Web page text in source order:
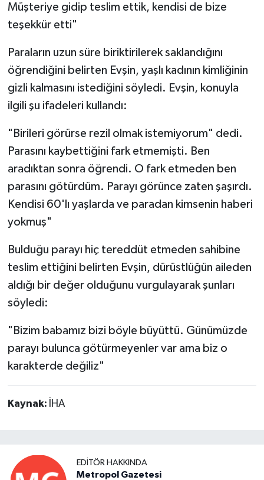
Müşteriye gidip teslim ettik, kendisi de bize
teşekkür etti"
Paraların uzun süre biriktirilerek saklandığını
öğrendiğini belirten Evşin, yaşlı kadının kimliğinin
gizli kalmasını istediğini söyledi. Evşin, konuyla
ilgili şu ifadeleri kullandı:
"Birileri görürse rezil olmak istemiyorum" dedi.
Parasını kaybettiğini fark etmemişti. Ben
aradıktan sonra öğrendi. O fark etmeden ben
parasını götürdüm. Parayı görünce zaten şaşırdı.
Kendisi 60'lı yaşlarda ve paradan kimsenin haberi
yokmuş"
Bulduğu parayı hiç tereddüt etmeden sahibine
teslim ettiğini belirten Evşin, dürüstlüğün aileden
aldığı bir değer olduğunu vurgulayarak şunları
söyledi:
"Bizim babamız bizi böyle büyüttü. Günümüzde
parayı bulunca götürmeyenler var ama biz o
karakterde değiliz"
Kaynak: İHA
EDITÖR HAKKINDA
Metropol Gazetesi